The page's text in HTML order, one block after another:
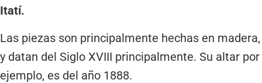
Itatí.
Las piezas son principalmente hechas en madera,
y datan del Siglo XVIII principalmente. Su altar por
ejemplo, es del año 1888.